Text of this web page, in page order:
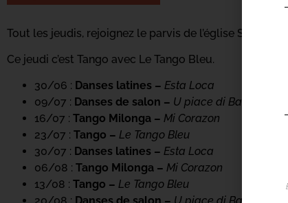
Tout les jeudis, rejoignez le parvis de l’église San
Ce jeudi c’est Tango avec Le Tango Bleu.
30/06 : Danses latines – Esta Loca
09/07 : Danses de salon – U piace di Balla
16/07 : Tango Milonga – Mi Corazon
23/07 : Tango – Le Tango Bleu
30/07 : Danses latines – Esta Loca
06/08 : Tango Milonga – Mi Corazon
13/08 : Tango – Le Tango Bleu